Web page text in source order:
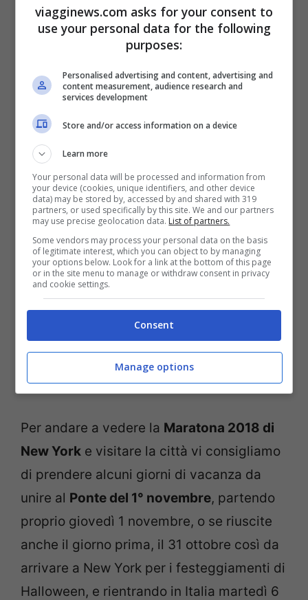
eccentriche che partecipano alla maratona
per prendere parte ad un grande evento o
sfidare sé stessi e oltre a correre, il più
delle volte camminano. I professionisti
impiegano poco più di due ore a portare a
termine la maratona: gli uomini circa 2 ore
10 minuti, le donne 2 ore e 25 minuti.
Per andare a vedere la Maratona 2018 di
New York e visitare la città vi consigliamo
di prendere alcuni giorni di vacanza da
unire al Ponte del 1° novembre, partendo
proprio giovedì 1 novembre, o se riuscite
anche il giorno prima, il 31 ottobre così da
arrivare a New York per i festeggiamenti di
Halloween, e rientrando in Italia martedì 6
viagginews.com asks for your consent to
use your personal data for the following
purposes:
Personalised advertising and content, advertising and
content measurement, audience research and
services development
Store and/or access information on a device
Learn more
Your personal data will be processed and information from
your device (cookies, unique identifiers, and other device
data) may be stored by, accessed by and shared with 319
partners, or used specifically by this site. We and our partners
may use precise geolocation data. List of partners.
Some vendors may process your personal data on the basis
of legitimate interest, which you can object to by managing
your options below. Look for a link at the bottom of this page
or in the site menu to manage or withdraw consent in privacy
and cookie settings.
Consent
Manage options